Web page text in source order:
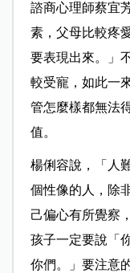
諮商心理師蔡宜
素，父母比較疼
要表現出來。」
較受寵，如此一
管怎麼樣都無法
值。
楊俐容說，「人
個性像的人，除
己偏心有所覺察
孩子一定要說「
你們。」要注意